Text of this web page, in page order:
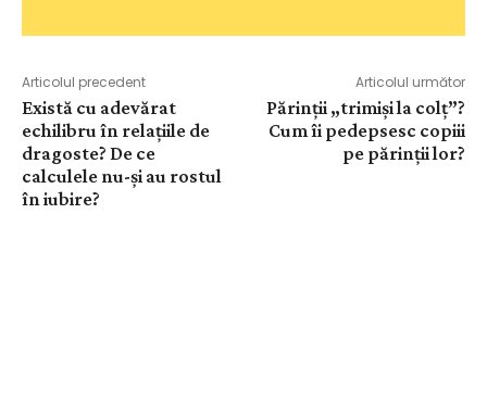
Articolul precedent
Există cu adevărat
echilibru în relaţiile de
dragoste? De ce
calculele nu-şi au rostul
în iubire?
Articolul următor
Părinţii „trimişi la colţ”?
Cum îi pedepsesc copiii
pe părinţii lor?